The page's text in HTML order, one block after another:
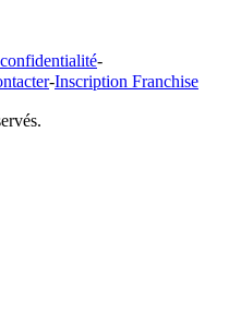
-
-Inscription Franchise